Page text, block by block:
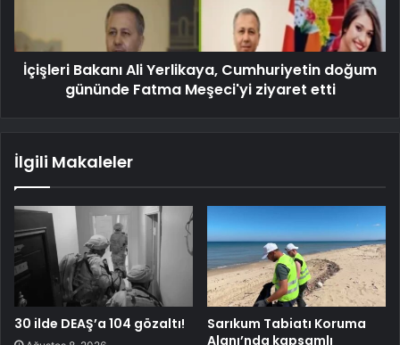
İçişleri Bakanı Ali Yerlikaya, Cumhuriyetin doğum
gününde Fatma Meşeci'yi ziyaret etti
İlgili Makaleler
30 ilde DEAŞ’a 104 gözaltı!
Sarıkum Tabiatı Koruma
Alanı’nda kapsamlı